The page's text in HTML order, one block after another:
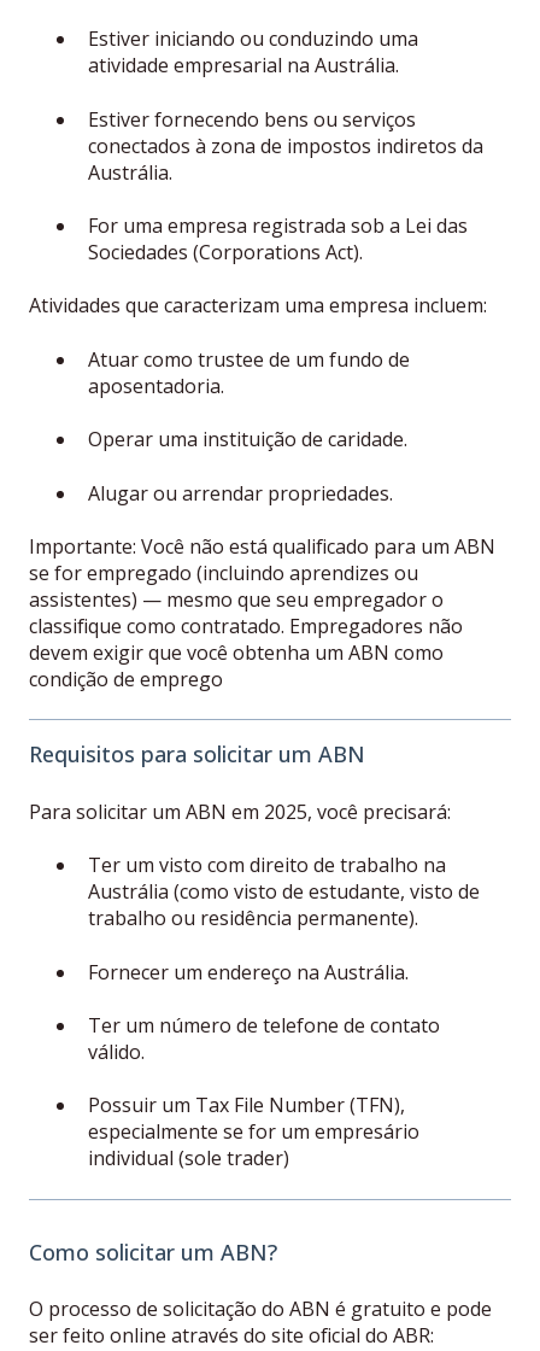
Estiver iniciando ou conduzindo uma
atividade empresarial na Austrália.
Estiver fornecendo bens ou serviços
conectados à zona de impostos indiretos da
Austrália.
For uma empresa registrada sob a Lei das
Sociedades (Corporations Act).
Atividades que caracterizam uma empresa incluem:
Atuar como trustee de um fundo de
aposentadoria.
Operar uma instituição de caridade.
Alugar ou arrendar propriedades.
Importante: Você não está qualificado para um ABN
se for empregado (incluindo aprendizes ou
assistentes) — mesmo que seu empregador o
classifique como contratado. Empregadores não
devem exigir que você obtenha um ABN como
condição de emprego
Requisitos para solicitar um ABN
Para solicitar um ABN em 2025, você precisará:
Ter um visto com direito de trabalho na
Austrália (como visto de estudante, visto de
trabalho ou residência permanente).
Fornecer um endereço na Austrália.
Ter um número de telefone de contato
válido.
Possuir um Tax File Number (TFN),
especialmente se for um empresário
individual (sole trader)
Como solicitar um ABN?
O processo de solicitação do ABN é gratuito e pode
ser feito online através do site oficial do ABR: